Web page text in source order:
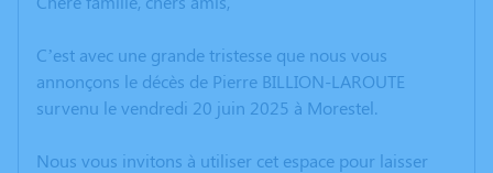
C’est avec une grande tristesse que nous vous
annonçons le décès de Pierre BILLION-LAROUTE
survenu le vendredi 20 juin 2025 à Morestel.
Nous vous invitons à utiliser cet espace pour laisser